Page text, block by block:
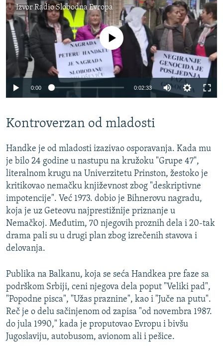
IzvorRadio Slobodna Evropa
No media source currently available
0:00 0:02:33
Kontroverzan od mladosti
Handke je od mladosti izazivao osporavanja. Kada mu
je bilo 24 godine u nastupu na kružoku "Grupe 47",
literalnom krugu na Univerzitetu Prinston, žestoko je
kritikovao nemačku književnost zbog "deskriptivne
impotencije". Već 1973. dobio je Bihnerovu nagradu,
koja je uz Geteovu najprestižnije priznanje u
Nemačkoj. Međutim, 70 njegovih proznih dela i 20-tak
drama pali su u drugi plan zbog izrečenih stavova i
delovanja.
Publika na Balkanu, koja se seća Handkea pre faze sa
podrškom Srbiji, ceni njegova dela poput "Veliki pad",
"Popodne pisca", "Užas praznine", kao i "Juče na putu".
Reč je o delu sačinjenom od zapisa "od novembra 1987.
do jula 1990," kada je proputovao Evropu i bivšu
Jugoslaviju, autobusom, avionom ali i pešice.